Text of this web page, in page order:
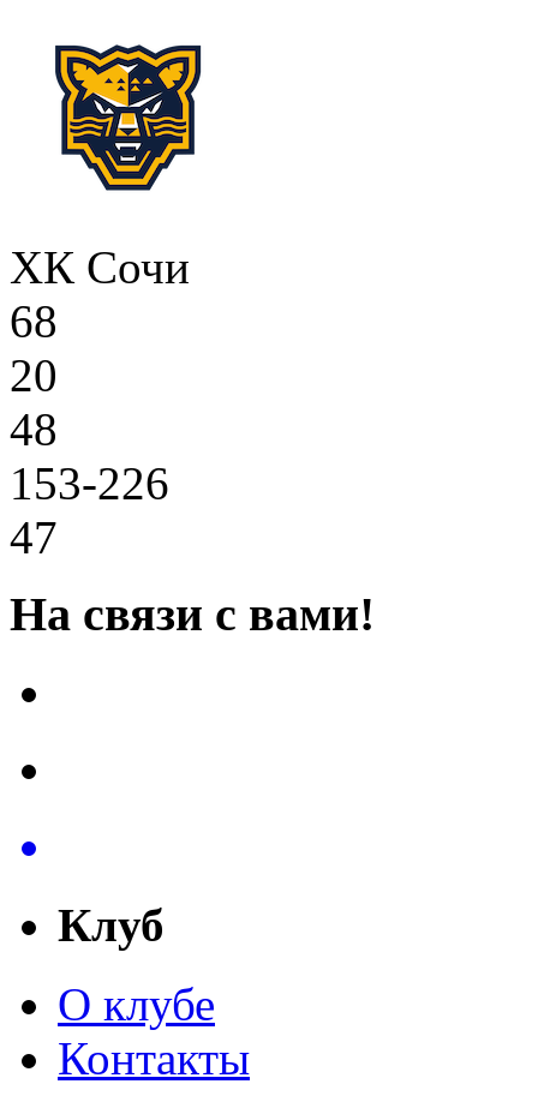
ХК Сочи
68
20
48
153-226
47
На связи с вами!
Клуб
О клубе
Контакты